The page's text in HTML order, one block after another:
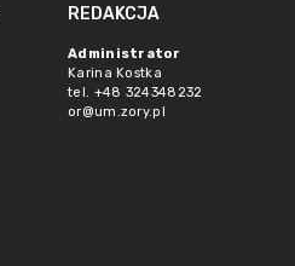
REDAKCJA
Administrator
Karina Kostka
tel. +48 324348232
or@um.zory.pl